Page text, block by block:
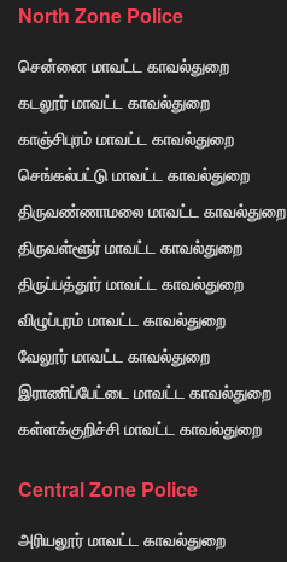
North Zone Police
சென்னை மாவட்ட காவல்துறை
கடலூர் மாவட்ட காவல்துறை
காஞ்சிபுரம் மாவட்ட காவல்துறை
செங்கல்பட்டு மாவட்ட காவல்துறை
திருவண்ணாமலை மாவட்ட காவல்துறை
திருவள்ளூர் மாவட்ட காவல்துறை
திருப்பத்தூர் மாவட்ட காவல்துறை
விழுப்புரம் மாவட்ட காவல்துறை
வேலூர் மாவட்ட காவல்துறை
இராணிப்பேட்டை மாவட்ட காவல்துறை
கள்ளக்குறிச்சி மாவட்ட காவல்துறை
Central Zone Police
அரியலூர் மாவட்ட காவல்துறை